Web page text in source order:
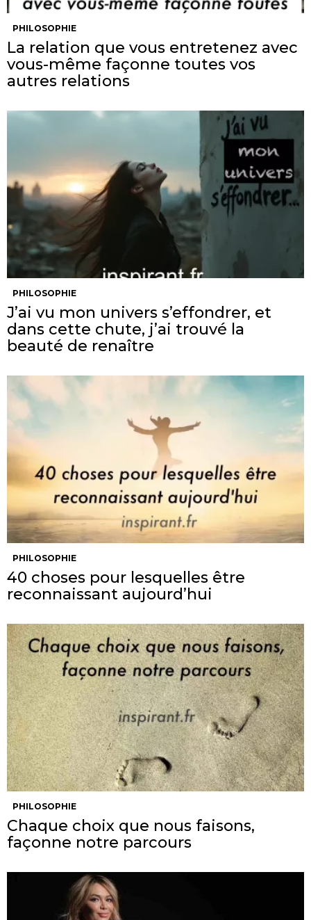
PHILOSOPHIE
La relation que vous entretenez avec
vous-même façonne toutes vos
autres relations
PHILOSOPHIE
J’ai vu mon univers s’effondrer, et
dans cette chute, j’ai trouvé la
beauté de renaître
PHILOSOPHIE
40 choses pour lesquelles être
reconnaissant aujourd’hui
PHILOSOPHIE
Chaque choix que nous faisons,
façonne notre parcours